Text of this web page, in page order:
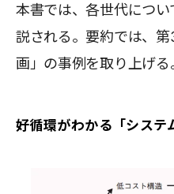
本書では、各世代につ
説される。要約では、
画」の事例を取り上げる
好循環がわかる「システ